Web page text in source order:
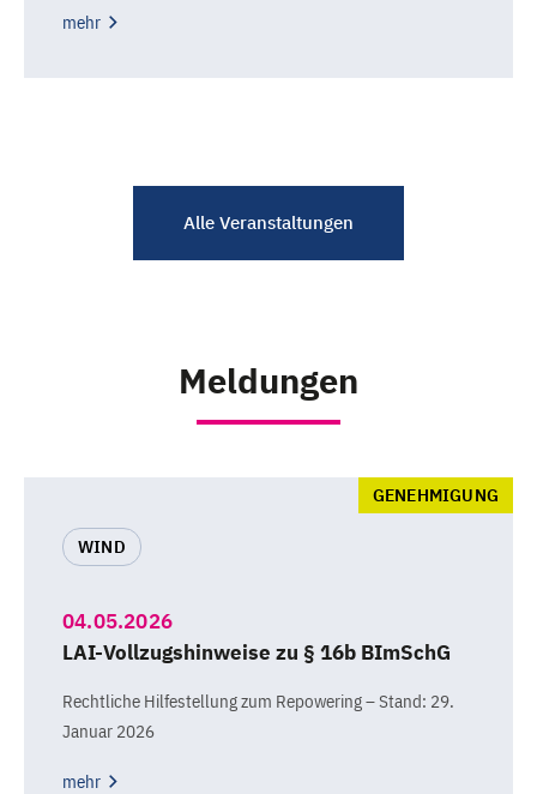
mehr
Alle Veranstaltungen
Meldungen
GENEHMIGUNG
WIND
04.05.2026
LAI-Vollzugshinweise zu § 16b BImSchG
Rechtliche Hilfestellung zum Repowering – Stand: 29.
Januar 2026
mehr